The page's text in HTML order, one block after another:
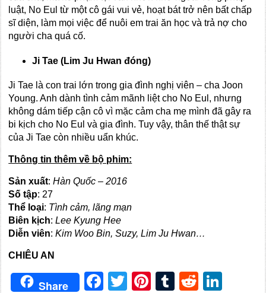
luật, No Eul từ một cô gái vui vẻ, hoạt bát trở nên bất chấp
sĩ diện, làm mọi việc để nuôi em trai ăn học và trả nợ cho
người cha quá cố.
Ji Tae (Lim Ju Hwan đóng)
Ji Tae là con trai lớn trong gia đình nghị viên – cha Joon
Young. Anh dành tình cảm mãnh liệt cho No Eul, nhưng
không dám tiếp cận cô vì mặc cảm cha mẹ mình đã gây ra
bi kịch cho No Eul và gia đình. Tuy vậy, thân thế thật sự
của Ji Tae còn nhiều uẩn khúc.
Thông tin thêm về bộ phim:
Sản xuất:Hàn Quốc – 2016
Số tập: 27
Thể loại: Tình cảm, lãng mạn
Biên kịch:Lee Kyung Hee
Diễn viên: Kim Woo Bin, Suzy, Lim Ju Hwan…
CHIÊU AN
Share Facebook
TwitterPinterest
TumblrReddit